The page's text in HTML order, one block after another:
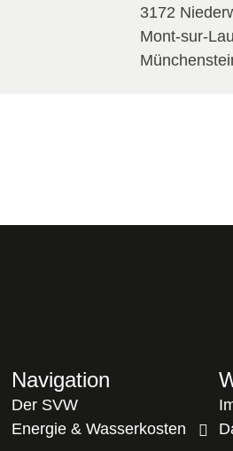
3172
Mont-sur-
Navigation
Der SVW
Energie & Wasserkosten